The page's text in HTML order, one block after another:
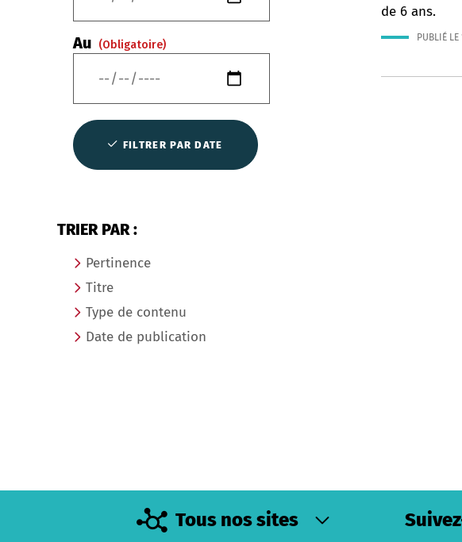
Au (Obligatoire)
FILTRER PAR DATE
TRIER PAR :
Pertinence
Titre
Type de contenu
Date de publication
de 6 ans.
PUBLIÉ LE
Tous nos sites